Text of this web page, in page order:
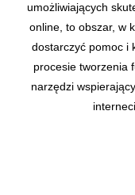
umożliwiających
online, to obszar, w
dostarczyć pomoc i
procesie tworzenia
narzędzi